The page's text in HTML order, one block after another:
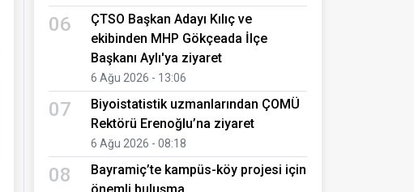
06
ÇTSO Başkan Adayı Kılıç ve
ekibinden MHP Gökçeada İlçe
Başkanı Aylı'ya ziyaret
6 Ağu 2026 - 13:06
07
Biyoistatistik uzmanlarından ÇOMÜ
Rektörü Erenoğlu’na ziyaret
6 Ağu 2026 - 08:18
08
Bayramiç’te kampüs-köy projesi için